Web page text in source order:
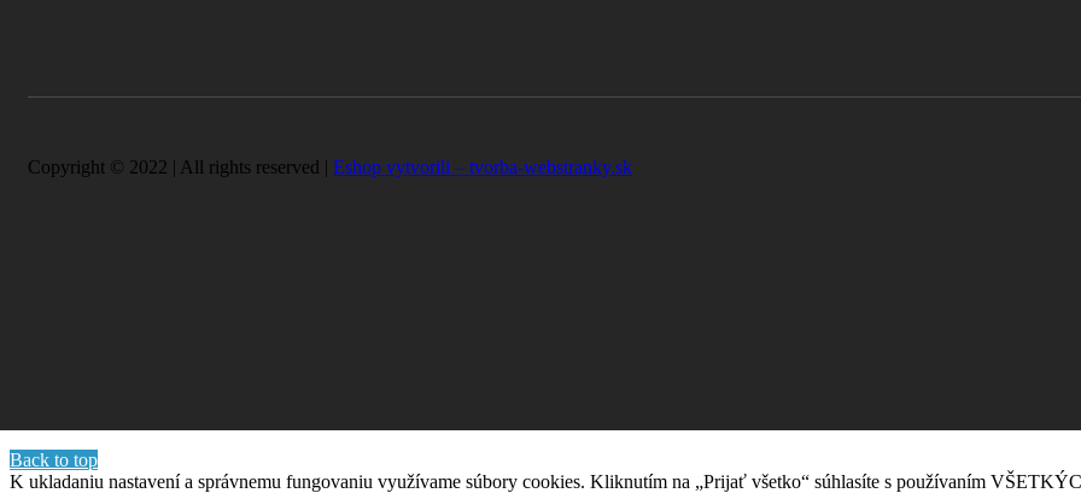
Copyright © 2022 | All rights reserved | Eshop vytvorili – tvorba-webstranky.sk
Back to top
K ukladaniu nastavení a správnemu fungovaniu využívame súbory cookies. Kliknutím na „Prijať všetko“ súhlasíte s používaním